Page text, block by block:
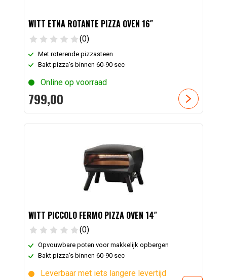
WITT ETNA ROTANTE PIZZA OVEN 16″
(0)
Met roterende pizzasteen
Bakt pizza's binnen 60-90 sec
Online op voorraad
799,00
WITT PICCOLO FERMO PIZZA OVEN 14″
(0)
Opvouwbare poten voor makkelijk opbergen
Bakt pizza's binnen 60-90 sec
Leverbaar met iets langere levertijd